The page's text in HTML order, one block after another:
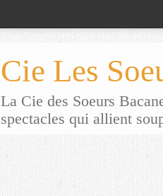
Cie Les
La Cie des Soeurs
spectacles qui allient